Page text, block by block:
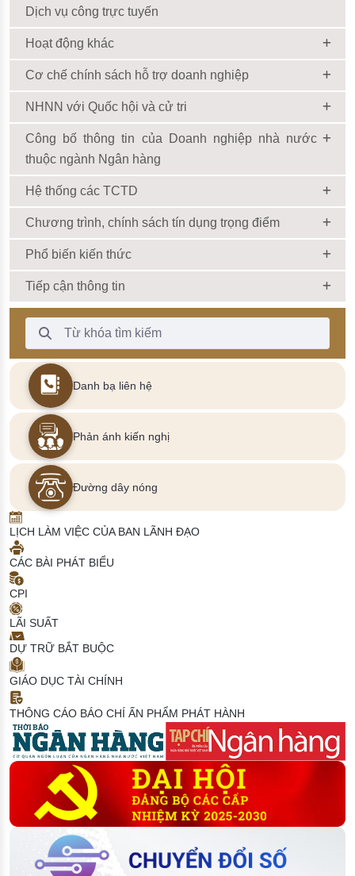
Dịch vụ công trực tuyến
Hoạt động khác
Cơ chế chính sách hỗ trợ doanh nghiệp
NHNN với Quốc hội và cử tri
Công bố thông tin của Doanh nghiệp nhà nước
thuộc ngành Ngân hàng
Hệ thống các TCTD
Chương trình, chính sách tín dụng trọng điểm
Phổ biến kiến thức
Tiếp cận thông tin
Thanh Tìm kiếm
Danh bạ liên hệ
Phản ánh kiến nghị
Đường dây nóng
LỊCH LÀM VIỆC CỦA BAN LÃNH ĐẠO
CÁC BÀI PHÁT BIỂU
CPI
LÃI SUẤT
DỰ TRỮ BẮT BUỘC
GIÁO DỤC TÀI CHÍNH
THÔNG CÁO BÁO CHÍ ẤN PHẨM PHÁT HÀNH